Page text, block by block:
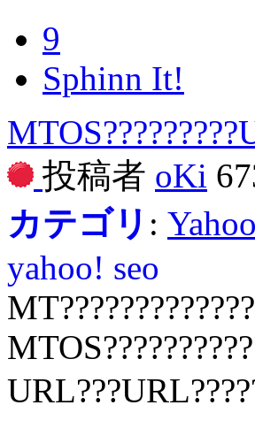
9
Sphinn It!
投稿者 oKi
カテゴリ :
yahoo! seo